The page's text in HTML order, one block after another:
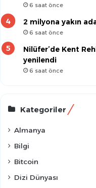
6 saat önce
2 milyona yakın
6 saat önce
Nilüfer’de Kent
yenilendi
6 saat önce
Kategoriler
Almanya
Bilgi
Bitcoin
Dizi Dünyası